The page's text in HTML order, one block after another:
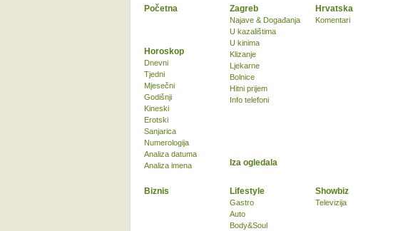
Početna Zagreb
Najave & Događanja
U kazalištima
U kinima
Klizanje
Ljekarne
Bolnice
Hitni prijem
Info telefoni
Hrvatska
Komentari
Biznis Lifestyle
Gastro
Auto
Body&Soul
Showbiz
Televizija
Horoskop
Dnevni
Tjedni
Mjesečni
Godišnji
Kineski
Erotski
Sanjarica
Numerologija
Analiza datuma
Analiza imena
Iza ogledala